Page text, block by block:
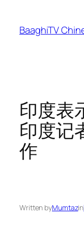
content
BaaghiTV
印度表
印度记
作
Written byMumtazin